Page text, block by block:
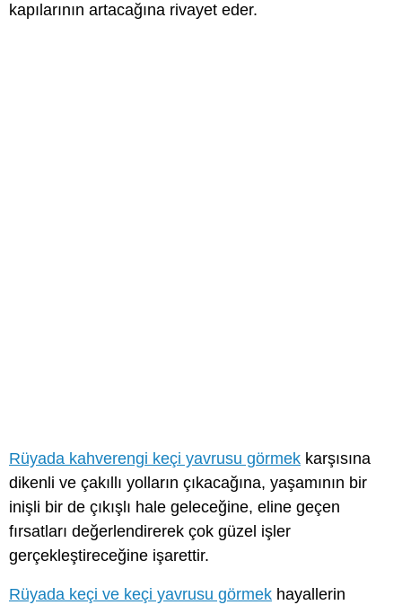
kapılarının artacağına rivayet eder.
Rüyada kahverengi keçi yavrusu görmek karşısına
dikenli ve çakıllı yolların çıkacağına, yaşamının bir
inişli bir de çıkışlı hale geleceğine, eline geçen
fırsatları değerlendirerek çok güzel işler
gerçekleştireceğine işarettir.
Rüyada keçi ve keçi yavrusu görmek hayallerin